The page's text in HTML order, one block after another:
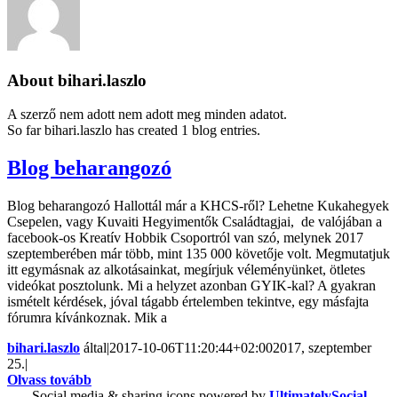
About bihari.laszlo
A szerző nem adott nem adott meg minden adatot.
So far bihari.laszlo has created 1 blog entries.
Blog beharangozó
Blog beharangozó Hallottál már a KHCS-ről? Lehetne Kukahegyek
Csepelen, vagy Kuvaiti Hegyimentők Családtagjai, de valójában a
facebook-os Kreatív Hobbik Csoportról van szó, melynek 2017
szeptemberében már több, mint 135 000 követője volt. Megmutatjuk
itt egymásnak az alkotásainkat, megírjuk véleményünket, ötletes
videókat posztolunk. Mi a helyzet azonban GYIK-kal? A gyakran
ismételt kérdések, jóval tágabb értelemben tekintve, egy másfajta
fórumra kívánkoznak. Mik a
bihari.laszlo által|2017-10-06T11:20:44+02:002017, szeptember
25.|
Olvass tovább